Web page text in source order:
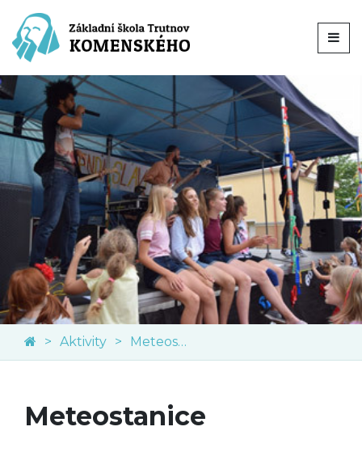
Aktivity Meteostanice
Meteostanice